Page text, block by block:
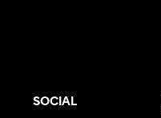
SOCIAL